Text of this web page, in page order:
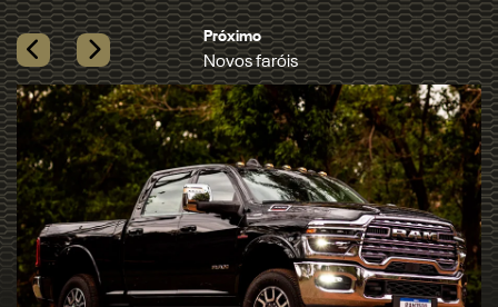
Previous Next
Próximo
Madeira de verdade